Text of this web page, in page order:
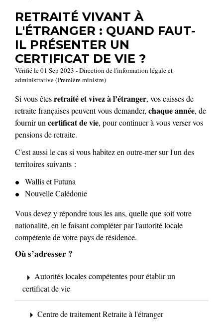
RETRAITÉ VIVANT À
L'ÉTRANGER : QUAND FAUT-
IL PRÉSENTER UN
CERTIFICAT DE VIE ?
Vérifié le 01 Sep 2023 - Direction de l'information légale et
administrative (Première ministre)
Si vous êtesretraité et vivez à l’étranger, vos caisses de
retraite françaises peuvent vous demander, chaque année, de
fournir un certificat de vie, pour continuer à vous verser vos
pensions de retraite.
C'est aussi le cas si vous habitez en outre-mer sur l'un des
territoires suivants :
Wallis et Futuna
Nouvelle Calédonie
Vous devez y répondre tous les ans, quelle que soit votre
nationalité, en le faisant compléter par l'autorité locale
compétente de votre pays de résidence.
Où s’adresser ?
arrow_right Autorités locales compétentes pour établir un
certificat de vie
arrow_right Centre de traitement Retraite à l'étranger